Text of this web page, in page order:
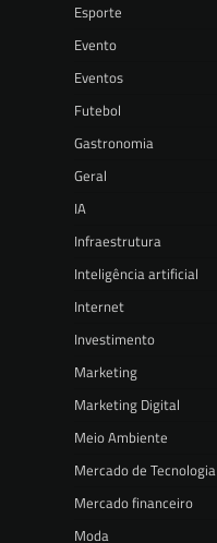
Esporte
Evento
Eventos
Futebol
Gastronomia
Geral
IA
Infraestrutura
Inteligência artificial
Internet
Investimento
Marketing
Marketing Digital
Meio Ambiente
Mercado de Tecnologia
Mercado financeiro
Moda